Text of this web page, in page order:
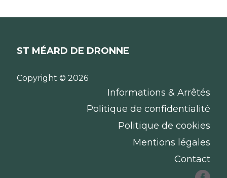
ST MÉARD DE DRONNE
Copyright © 2026
Informations & Arrêtés
Politique de confidentialité
Politique de cookies
Mentions légales
Contact